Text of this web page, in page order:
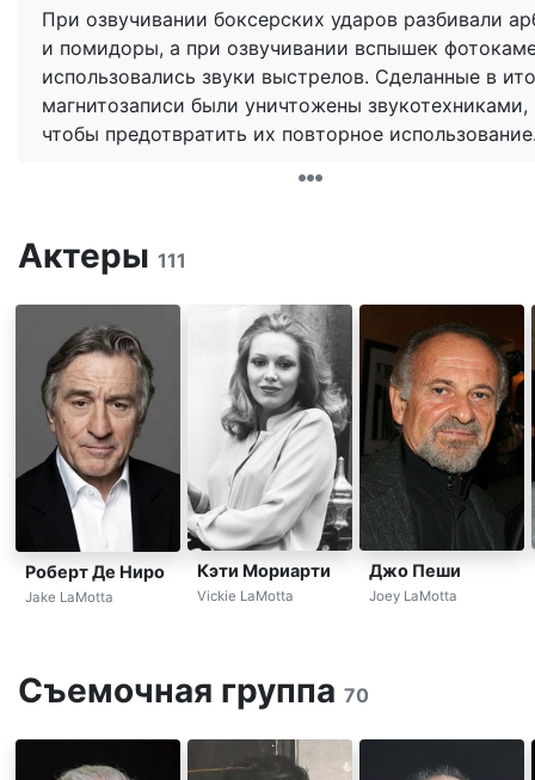
При озвучивании боксерских ударов разбивали
и помидоры, а при озвучивании вспышек
использовались звуки выстрелов. Сделанные в
магнитозаписи были уничтожены звукотехниками,
чтобы предотвратить их повторное
Актеры 111
Роберт Де Ниро
Jake LaMotta
Кэти Мориарти
Vickie LaMotta
Джо Пеши
Joey LaMotta
Съемочная группа 70